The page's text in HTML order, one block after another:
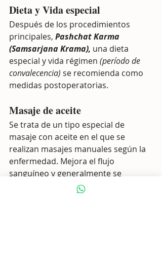
Dieta y Vida especial
Después de los procedimientos
principales, Pashchat Karma
(Samsarjana Krama), una dieta
especial y vida régimen (período de
convalecencia) se recomienda como
medidas postoperatorias.
Masaje de aceite
Se trata de un tipo especial de
masaje con aceite en el que se
realizan masajes manuales según la
enfermedad. Mejora el flujo
sanguíneo y generalmente se
administra como preprocedimiento